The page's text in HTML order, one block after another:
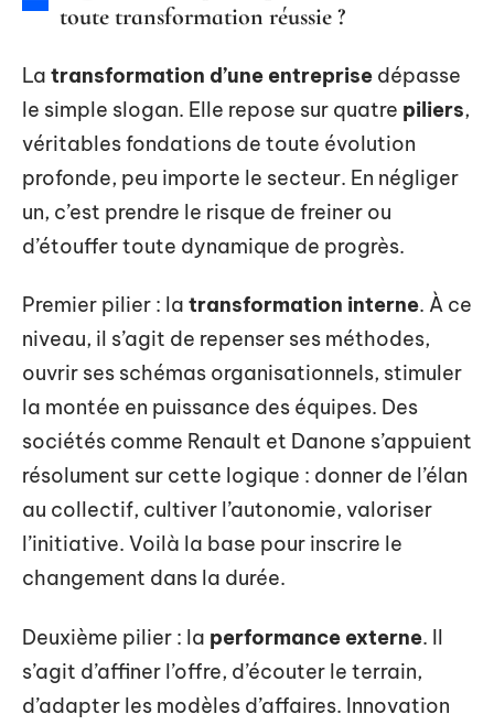
toute transformation réussie ?
La transformation d’une entreprise dépasse
le simple slogan. Elle repose sur quatre piliers,
véritables fondations de toute évolution
profonde, peu importe le secteur. En négliger
un, c’est prendre le risque de freiner ou
d’étouffer toute dynamique de progrès.
Premier pilier : la transformation interne. À ce
niveau, il s’agit de repenser ses méthodes,
ouvrir ses schémas organisationnels, stimuler
la montée en puissance des équipes. Des
sociétés comme Renault et Danone s’appuient
résolument sur cette logique : donner de l’élan
au collectif, cultiver l’autonomie, valoriser
l’initiative. Voilà la base pour inscrire le
changement dans la durée.
Deuxième pilier : la performance externe. Il
s’agit d’affiner l’offre, d’écouter le terrain,
d’adapter les modèles d’affaires. Innovation